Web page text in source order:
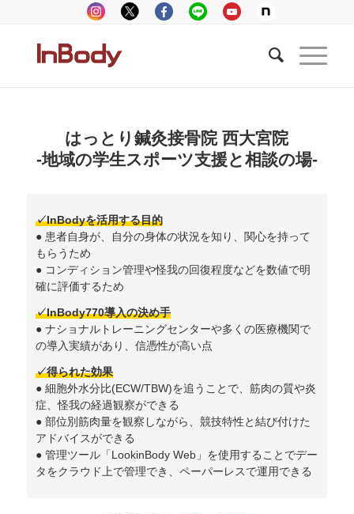
はっとり鍼灸接骨院 西大宮院
-地域の学生スポーツ支援と相談の場-
✓InBodyを活用する目的
● 患者自身が、自分の身体の状況を知り、関心を持って
もらうため
● コンディション管理や怪我の回復程度などを数値で明
確に評価するため
✓InBody770導入の決め手
● ナショナルトレーニングセンターや多くの医療機関で
の導入実績があり、信憑性が高い点
✓得られた効果
● 細胞外水分比(ECW/TBW)を追うことで、筋肉の質や炎
症、怪我の経過観察ができる
● 部位別筋肉量を観察しながら、競技特性と結び付けた
アドバイスができる
● 管理ツール「LookinBody Web」を使用することでデー
タをクラウド上で管理でき、ペーパーレスで運用できる